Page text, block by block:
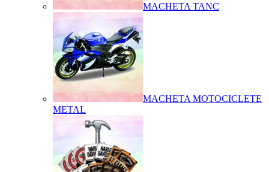
MACHETA TANC
MACHETA MOTOCICLETE
METAL